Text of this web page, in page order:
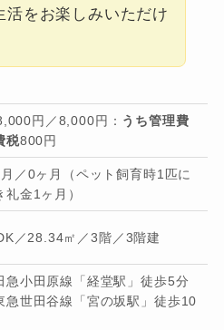
活をお楽しみいただけ
円／8,000円： うち管理費
税800円
／0ヶ月（ペット飼育時1匹に
礼金1ヶ月）
／28.34㎡／3階／3階建
急小田原線「経堂駅」徒歩5分
急世田谷線「宮の坂駅」徒歩10